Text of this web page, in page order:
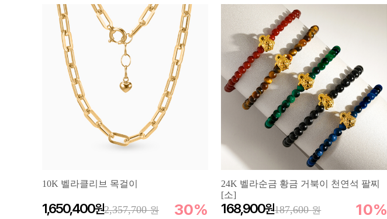
10K 벨라클리브 목걸이
2,357,700
1,650,400 30%
24K 벨라순금 황금 거북이 천연석 팔찌
[소]
187,600
168,900 10%